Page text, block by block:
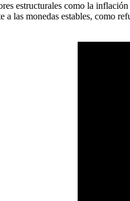
estructurales como la
a las monedas estables, como